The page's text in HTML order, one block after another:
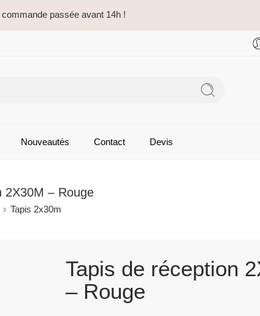
passée avant 14h !
Nouveautés Contact Devis
2X30M – Rouge
Tapis 2x30m
Tapis de réception
– Rouge